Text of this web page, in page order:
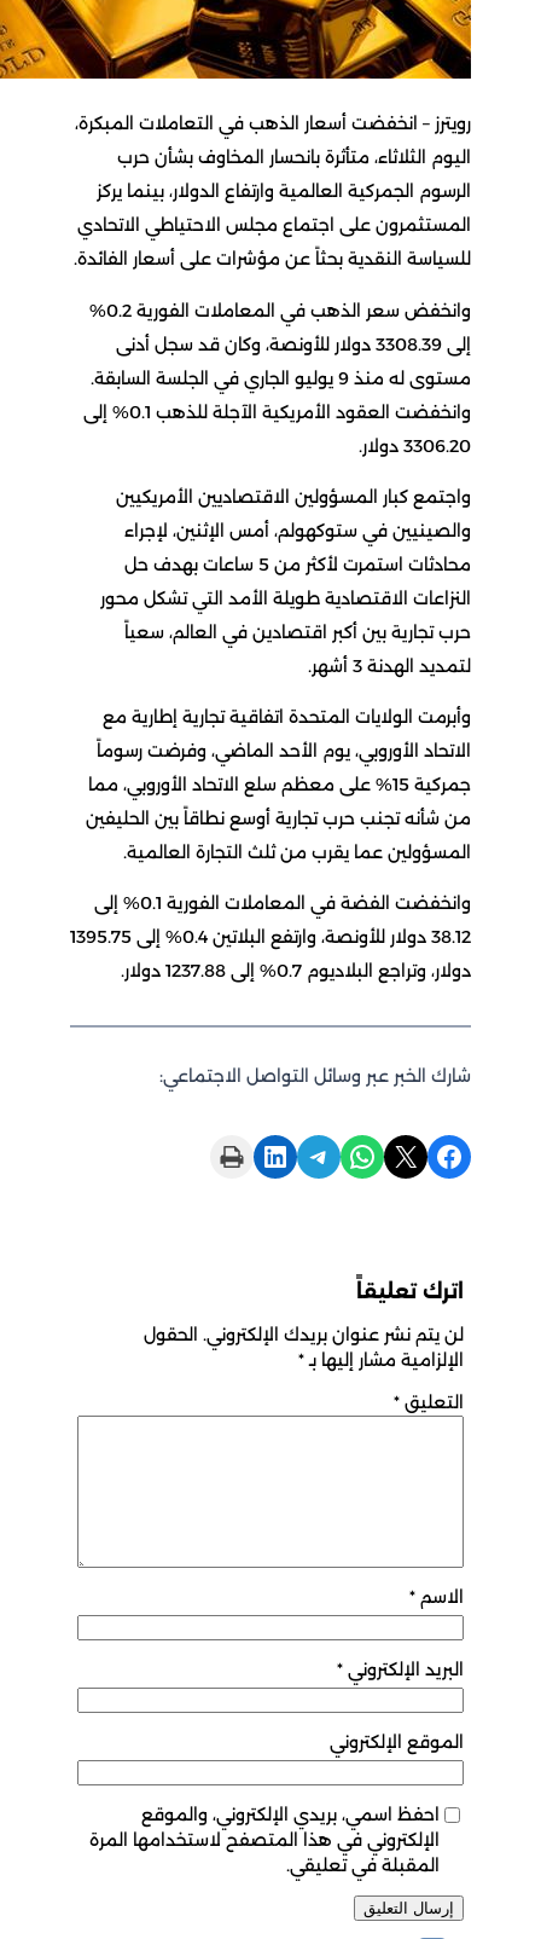
رويترز – انخفضت أسعار الذهب في التعاملات المبكرة،
اليوم الثلاثاء، متأثرة بانحسار المخاوف بشأن حرب
الرسوم الجمركية العالمية وارتفاع الدولار، بينما يركز
المستثمرون على اجتماع مجلس الاحتياطي الاتحادي
للسياسة النقدية بحثاً عن مؤشرات على أسعار الفائدة.
وانخفض سعر الذهب في المعاملات الفورية 0.2%
إلى 3308.39 دولار للأونصة، وكان قد سجل أدنى
مستوى له منذ 9 يوليو الجاري في الجلسة السابقة.
وانخفضت العقود الأمريكية الآجلة للذهب 0.1% إلى
3306.20 دولار.
واجتمع كبار المسؤولين الاقتصاديين الأمريكيين
والصينيين في ستوكهولم، أمس الإثنين، لإجراء
محادثات استمرت لأكثر من 5 ساعات بهدف حل
النزاعات الاقتصادية طويلة الأمد التي تشكل محور
حرب تجارية بين أكبر اقتصادين في العالم، سعياً
لتمديد الهدنة 3 أشهر.
وأبرمت الولايات المتحدة اتفاقية تجارية إطارية مع
الاتحاد الأوروبي، يوم الأحد الماضي، وفرضت رسوماً
جمركية 15% على معظم سلع الاتحاد الأوروبي، مما
من شأنه تجنب حرب تجارية أوسع نطاقاً بين الحليفين
المسؤولين عما يقرب من ثلث التجارة العالمية.
وانخفضت الفضة في المعاملات الفورية 0.1% إلى
38.12 دولار للأونصة، وارتفع البلاتين 0.4% إلى 1395.75
دولار، وتراجع البلاديوم 0.7% إلى 1237.88 دولار.
شارك الخبر عبر وسائل التواصل الاجتماعي:
Share on Facebook
Share on X
Share on WhatsApp
Share on Telegram
Share on LinkedIn
Print this Page
اترك تعليقاً
لن يتم نشر عنوان بريدك الإلكتروني. الحقول
الإلزامية مشار إليها بـ *
التعليق*
الاسم*
البريد الإلكتروني *
الموقع الإلكتروني
احفظ اسمي، بريدي الإلكتروني، والموقع
الإلكتروني في هذا المتصفح لاستخدامها المرة
المقبلة في تعليقي.